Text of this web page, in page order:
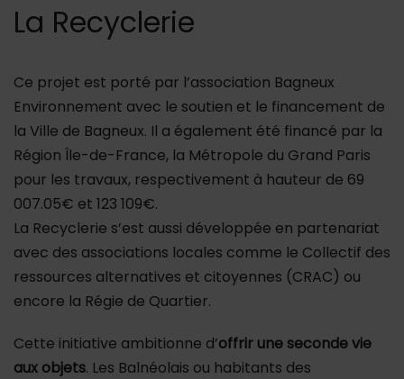
La Recyclerie
Ce projet est porté par l’association Bagneux
Environnement avec le soutien et le financement de
la Ville de Bagneux. Il a également été financé par la
Région Île-de-France, la Métropole du Grand Paris
pour les travaux, respectivement à hauteur de 69
007.05€ et 123 109€.
La Recyclerie s’est aussi développée en partenariat
avec des associations locales comme le Collectif des
ressources alternatives et citoyennes (CRAC) ou
encore la Régie de Quartier.
Cette initiative ambitionne d’offrir une seconde vie
aux objets. Les Balnéolais ou habitants des